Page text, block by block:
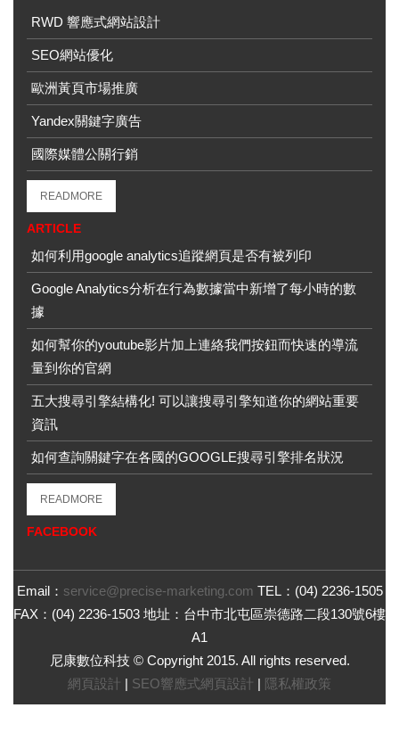
RWD 響應式網站設計
SEO網站優化
歐洲黃頁市場推廣
Yandex關鍵字廣告
國際媒體公關行銷
READMORE
ARTICLE
如何利用google analytics追蹤網頁是否有被列印
Google Analytics分析在行為數據當中新增了每小時的數
據
如何幫你的youtube影片加上連絡我們按鈕而快速的導流
量到你的官網
五大搜尋引擎結構化! 可以讓搜尋引擎知道你的網站重要
資訊
如何查詢關鍵字在各國的GOOGLE搜尋引擎排名狀況
READMORE
FACEBOOK
Email： service@precise-marketing.com TEL： (04) 2236-1505
FAX： (04) 2236-1503 地址： 台中市北屯區崇德路二段130號6樓
A1
尼康數位科技 © Copyright 2015. All rights reserved.
網頁設計
| SEO響應式網頁設計 | 隱私權政策